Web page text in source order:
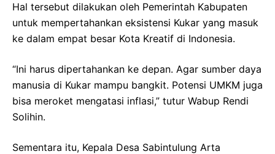
Hal tersebut dilakukan oleh Pemerintah Kabupaten
untuk mempertahankan eksistensi Kukar yang masuk
ke dalam empat besar Kota Kreatif di Indonesia.
“Ini harus dipertahankan ke depan. Agar sumber daya
manusia di Kukar mampu bangkit. Potensi UMKM juga
bisa meroket mengatasi inflasi,” tutur Wabup Rendi
Solihin.
Sementara itu, Kepala Desa Sabintulung Arta